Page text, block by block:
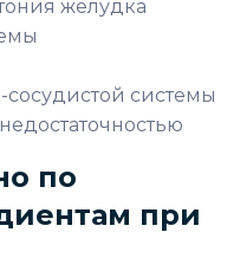
желудка
системы
по
при